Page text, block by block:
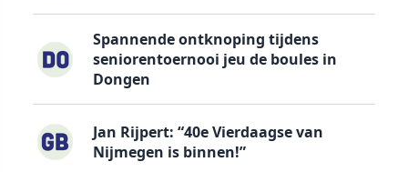
Spannende ontknoping tijdens
seniorentoernooi jeu de boules in
Dongen
Jan Rijpert: “40e Vierdaagse van
Nijmegen is binnen!”